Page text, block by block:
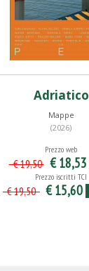
Adriatico
Mappe
(2026)
Prezzo web
€ 19,50 € 18,53
Prezzo iscritti TCI
€ 19,50 € 15,60